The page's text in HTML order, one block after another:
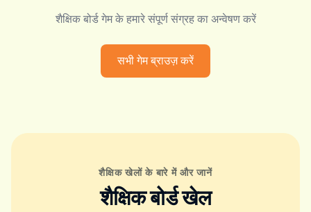
शैक्षिक बोर्ड गेम के हमारे संपूर्ण संग्रह का अन्वेषण करें
सभी गेम ब्राउज़ करें
शैक्षिक खेलों के बारे में और जानें
शैक्षिक बोर्ड खेल